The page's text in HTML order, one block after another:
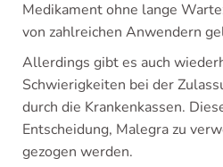
Medikament ohne lange
von zahlreichen Anwendern
Allerdings gibt es auch
Schwierigkeiten bei der
durch die Krankenkassen.
Entscheidung, Malegra zu
gezogen werden.